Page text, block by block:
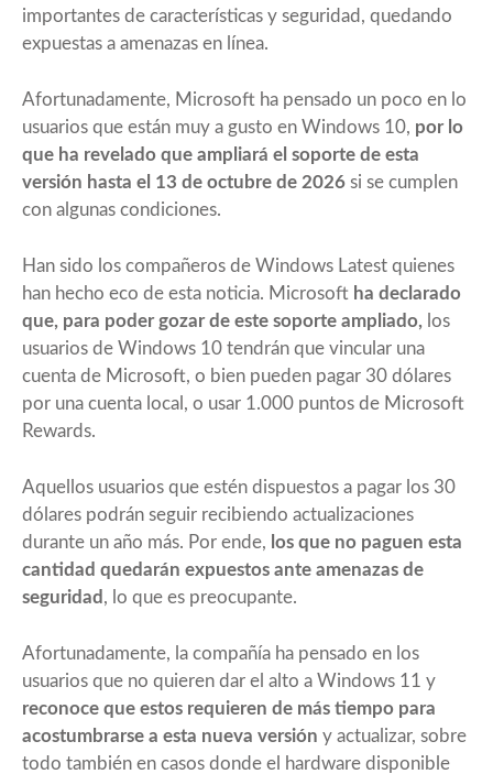
importantes de características y seguridad, quedando
expuestas a amenazas en línea.
Afortunadamente, Microsoft ha pensado un poco en lo
usuarios que están muy a gusto en Windows 10, por lo
que ha revelado que ampliará el soporte de esta
versión hasta el 13 de octubre de 2026 si se cumplen
con algunas condiciones.
Han sido los compañeros de Windows Latest quienes
han hecho eco de esta noticia. Microsoft ha declarado
que, para poder gozar de este soporte ampliado, los
usuarios de Windows 10 tendrán que vincular una
cuenta de Microsoft, o bien pueden pagar 30 dólares
por una cuenta local, o usar 1.000 puntos de Microsoft
Rewards.
Aquellos usuarios que estén dispuestos a pagar los 30
dólares podrán seguir recibiendo actualizaciones
durante un año más. Por ende, los que no paguen esta
cantidad quedarán expuestos ante amenazas de
seguridad , lo que es preocupante.
Afortunadamente, la compañía ha pensado en los
usuarios que no quieren dar el alto a Windows 11 y
reconoce que estos requieren de más tiempo para
acostumbrarse a esta nueva versión y actualizar, sobre
todo también en casos donde el hardware disponible